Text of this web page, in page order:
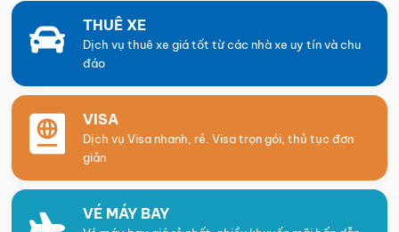
THUÊ XE
Dịch vụ thuê xe giá tốt từ các nhà xe uy tín và chu
đáo
VISA
Dịch vụ Visa nhanh, rẻ. Visa trọn gói, thủ tục đơn
giản
VÉ MÁY BAY